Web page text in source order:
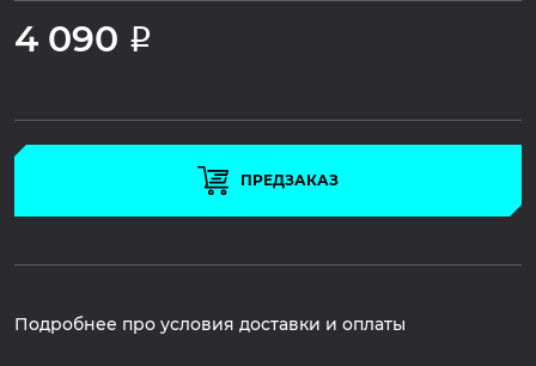
4 090 Р
ПРЕДЗАКАЗ
Подробнее про условия доставки и оплаты